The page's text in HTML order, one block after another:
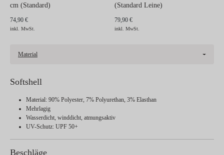
cm (Standard)
74,90 €
inkl. MwSt.
(Standard Leine)
79,90 €
inkl. MwSt.
Material
Softshell
Material: 90% Polyester, 7% Polyurethan, 3% Elasthan
Mehrlagig
Wasserdicht, winddicht, atmungsaktiv
UV-Schutz: UPF 50+
Beschläge